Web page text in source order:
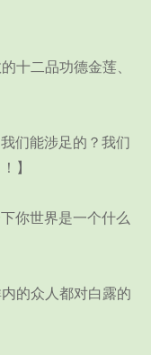
二品功德金莲、
们能涉足的？我们
】
你世界是一个什么
的众人都对白露的